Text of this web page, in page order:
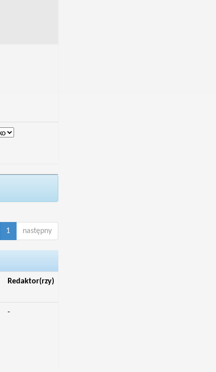
1 następny
Redaktor(rzy)
-